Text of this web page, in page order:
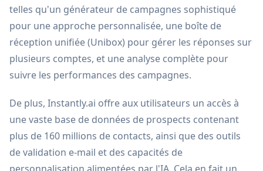
telles qu'un générateur de campagnes sophistiqué
pour une approche personnalisée, une boîte de
réception unifiée (Unibox) pour gérer les réponses sur
plusieurs comptes, et une analyse complète pour
suivre les performances des campagnes.
De plus, Instantly.ai offre aux utilisateurs un accès à
une vaste base de données de prospects contenant
plus de 160 millions de contacts, ainsi que des outils
de validation e-mail et des capacités de